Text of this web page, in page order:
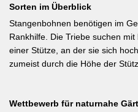
Jahr im Sommer. Der Schnitt
sofort nach dem Verblühen!) ist
nicht geschnitten hat, sollte
Wochen ran. Das Grundprinzip:
bodennah entfernen, damit das
Sorten im Überblick
Stangenbohnen benötigen im
Rankhilfe. Die Triebe suchen
einer Stütze, an der sie sich
zumeist durch die Höhe der
Weiterlesen bei meine-ernte.de
Wettbewerb für naturnahe